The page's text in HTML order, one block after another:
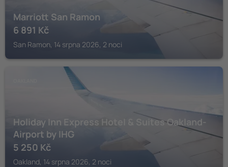
Marriott San Ramon
6 891 Kč
San Ramon, 14 srpna 2026, 2 noci
Holiday Inn Express Hotel & Suites Oakland-
Airport by IHG
5 250 Kč
Oakland, 14 srpna 2026, 2 noci